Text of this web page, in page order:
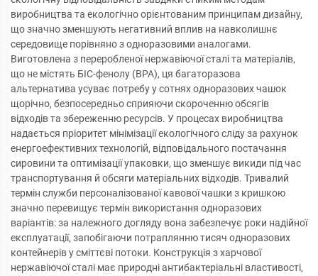
виробництва та екологічно орієнтованим принципам дизайну,
що значно зменшують негативний вплив на навколишнє
середовище порівняно з одноразовими аналогами.
Виготовлена з переробленої нержавіючої сталі та матеріалів,
що не містять БІС-фенолу (BPA), ця багаторазова
альтернатива усуває потребу у сотнях одноразових чашок
щорічно, безпосередньо сприяючи скороченню обсягів
відходів та збереженню ресурсів. У процесах виробництва
надається пріоритет мінімізації екологічного сліду за рахунок
енергоефективних технологій, відповідального постачання
сировини та оптимізації упаковки, що зменшує викиди під час
транспортування й обсяги матеріальних відходів. Тривалий
термін служби персоналізованої кавової чашки з кришкою
значно перевищує термін використання одноразових
варіантів: за належного догляду вона забезпечує роки надійної
експлуатації, запобігаючи потраплянню тисяч одноразових
контейнерів у сміттєві потоки. Конструкція з харчової
нержавіючої сталі має природні антибактеріальні властивості,